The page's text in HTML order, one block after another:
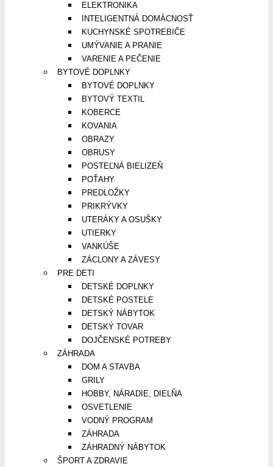
ELEKTRONIKA
INTELIGENTNÁ DOMÁCNOSŤ
KUCHYNSKÉ SPOTREBIČE
UMÝVANIE A PRANIE
VARENIE A PEČENIE
BYTOVÉ DOPLNKY
BYTOVÉ DOPLNKY
BYTOVÝ TEXTIL
KOBERCE
KOVANIA
OBRAZY
OBRUSY
POSTEĽNÁ BIELIZEŇ
POŤAHY
PREDLOŽKY
PRIKRÝVKY
UTERÁKY A OSUŠKY
UTIERKY
VANKÚŠE
ZÁCLONY A ZÁVESY
PRE DETI
DETSKÉ DOPLNKY
DETSKÉ POSTELE
DETSKÝ NÁBYTOK
DETSKÝ TOVAR
DOJČENSKÉ POTREBY
ZÁHRADA
DOM A STAVBA
GRILY
HOBBY, NÁRADIE, DIELŇA
OSVETLENIE
VODNÝ PROGRAM
ZÁHRADA
ZÁHRADNÝ NÁBYTOK
ŠPORT A ZDRAVIE